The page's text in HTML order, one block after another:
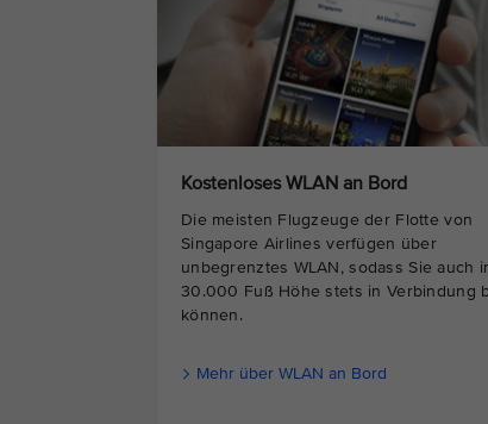
Kostenloses WLAN an Bord
Die meisten Flugzeuge der Flotte von
Singapore Airlines verfügen über
unbegrenztes WLAN, sodass Sie auch
30.000 Fuß Höhe stets in Verbindung
können.
Mehr über WLAN an Bord